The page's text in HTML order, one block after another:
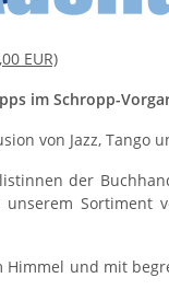
EUR)
im Schropp-
von Jazz, Tango
der
Sortiment
und mit